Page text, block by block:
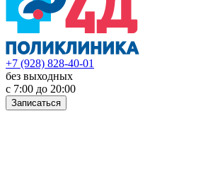
+7 (928) 828-40-01
без выходных
с 7:00 до 20:00
Записаться